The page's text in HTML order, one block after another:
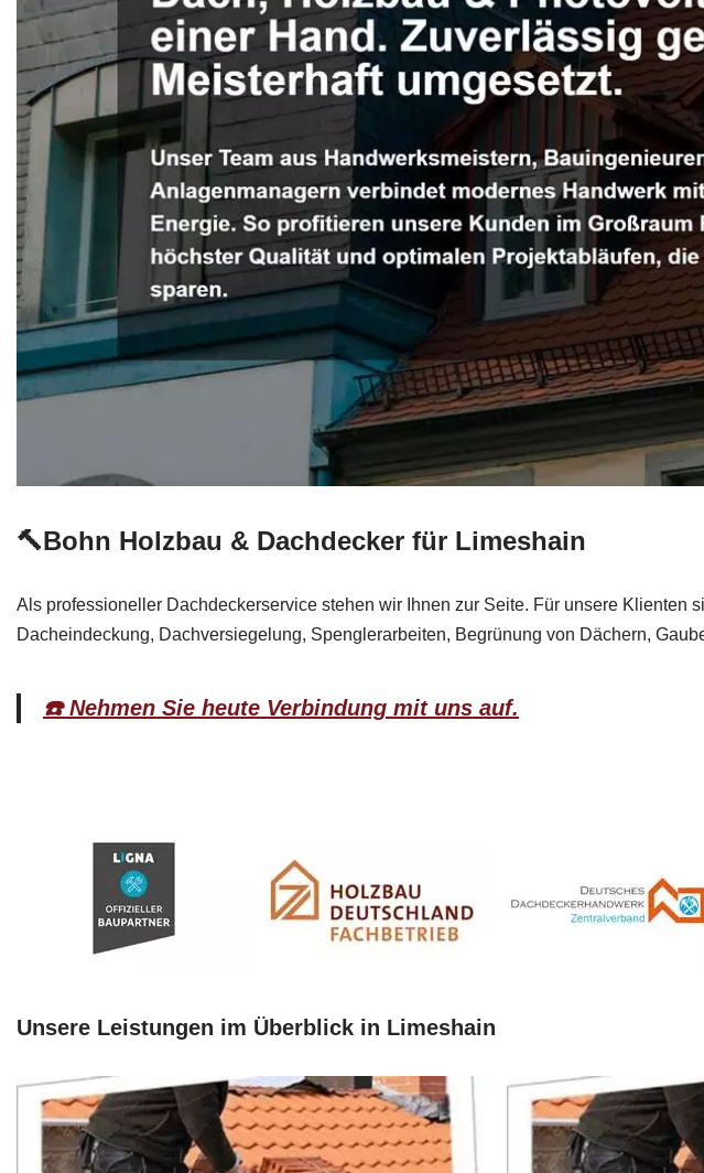
🔨Bohn Holzbau & Dachdecker für Limeshain
Als professioneller Dachdeckerservice stehen wir Ihnen zur Seite. Für unsere
Dacheindeckung, Dachversiegelung, Spenglerarbeiten, Begrünung von Dächern,
☎️ Nehmen Sie heute Verbindung mit uns auf.
Unsere Leistungen im Überblick in Limeshain